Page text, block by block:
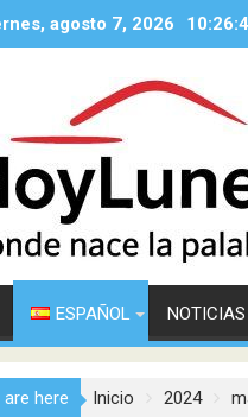
agosto 7, 2026
ESPAÑOL NOTICIAS
are here Inicio 2024